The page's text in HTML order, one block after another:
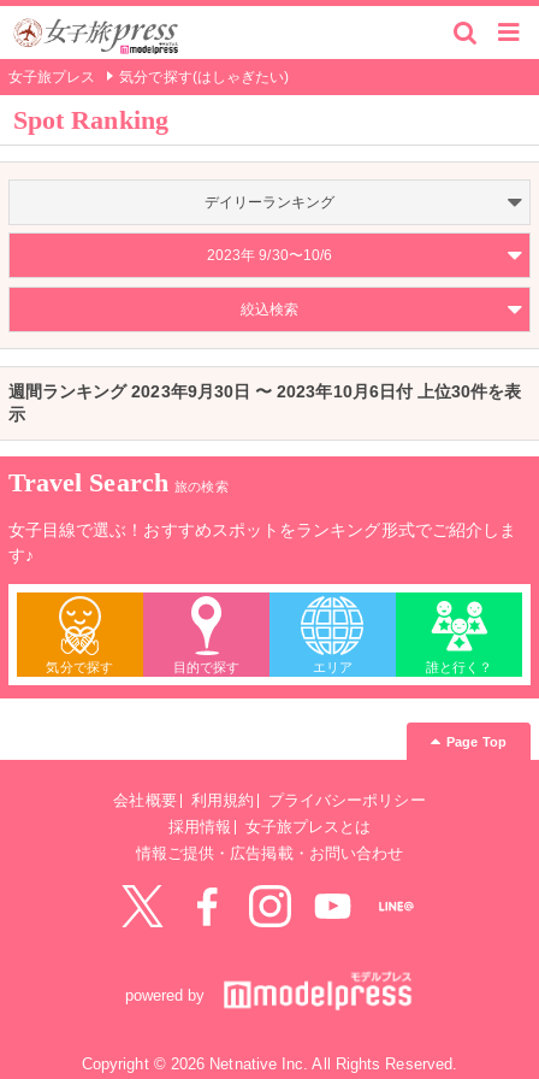
女子旅プレス 気分で探す(はしゃぎたい)
Spot Ranking
デイリーランキング
2023年 9/30〜10/6
絞込検索
週間ランキング 2023年9月30日 〜 2023年10月6日付 上位30件を表
示
Travel Search 旅の検索
女子目線で選ぶ！おすすめスポットをランキング形式でご紹介しま
す♪
気分で探す 目的で探す エリア 誰と行く？
Page Top
会社概要 利用規約
プライバシーポリシー
採用情報
女子旅プレスとは
情報ご提供・広告掲載・お問い合わせ
powered by
Copyright © 2026 Netnative Inc. All Rights Reserved.